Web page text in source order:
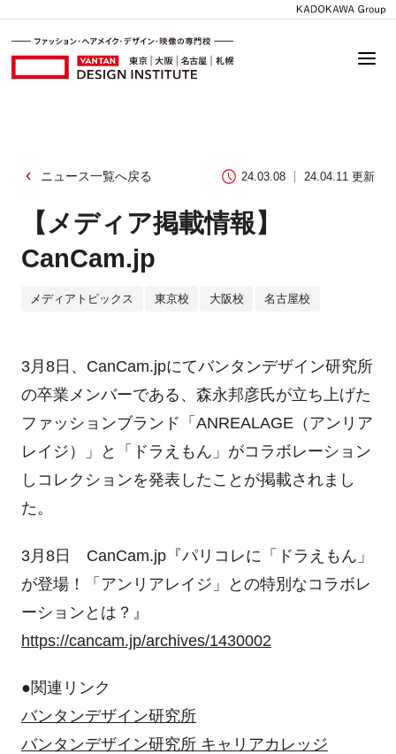
ニュース一覧へ戻る 24.03.08 24.04.11 更新
【メディア掲載情報】
CanCam.jp
メディアトピックス 東京校 大阪校 名古屋校
3月8日、CanCam.jpにてバンタンデザイン研究所
の卒業メンバーである、森永邦彦氏が立ち上げた
ファッションブランド「ANREALAGE（アンリア
レイジ）」と「ドラえもん」がコラボレーション
しコレクションを発表したことが掲載されまし
た。
3月8日 CanCam.jp『パリコレに「ドラえもん」
が登場！「アンリアレイジ」との特別なコラボレ
ーションとは？』
https://cancam.jp/archives/1430002
●関連リンク
バンタンデザイン研究所
バンタンデザイン研究所 キャリアカレッジ